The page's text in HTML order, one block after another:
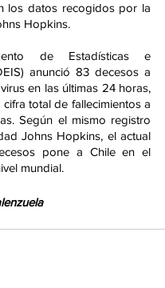
los datos recogidos por la
Hopkins.
de Estadísticas e
anunció 83 decesos a
en las últimas 24 horas,
total de fallecimientos a
Según el mismo registro
Johns Hopkins, el actual
pone a Chile en el
mundial.